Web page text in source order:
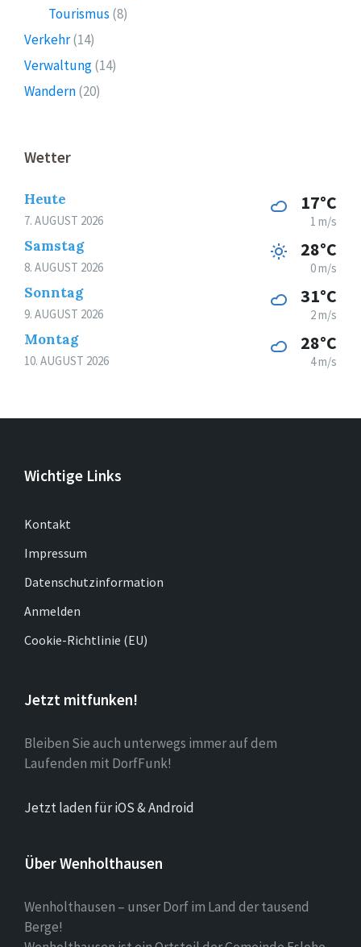
Tourismus (8)
Verkehr(14)
Verwaltung(14)
Wandern(20)
Wetter
Heute
7. AUGUST 2026
17°C
1 m/s
Samstag
8. AUGUST 2026
28°C
0 m/s
Sonntag
9. AUGUST 2026
31°C
2 m/s
Montag
10. AUGUST 2026
28°C
4 m/s
Wichtige Links
Kontakt
Impressum
Datenschutzinformation
Anmelden
Cookie-Richtlinie (EU)
Jetzt mitfunken!
Bleiben Sie auch unterwegs immer auf dem
Laufenden mit DorfFunk!
Jetzt laden für iOS & Android
Über Wenholthausen
Wenholthausen – unser Dorf im Land der tausend
Berge!